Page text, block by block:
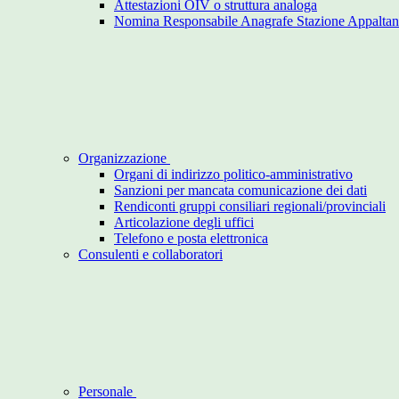
Attestazioni OIV o struttura analoga
Nomina Responsabile Anagrafe Stazione
Organizzazione
Organi di indirizzo politico-amministrativo
Sanzioni per mancata comunicazione dei dati
Rendiconti gruppi consiliari regionali/provinciali
Articolazione degli uffici
Telefono e posta elettronica
Consulenti e collaboratori
Personale